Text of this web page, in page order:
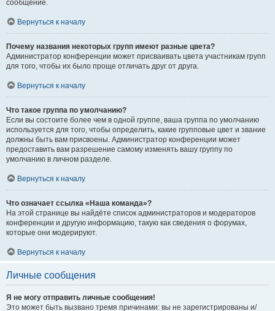
сообщение.
Вернуться к началу
Почему названия некоторых групп имеют разные цвета?
Администратор конференции может присваивать цвета участникам групп
для того, чтобы их было проще отличать друг от друга.
Вернуться к началу
Что такое группа по умолчанию?
Если вы состоите более чем в одной группе, ваша группа по умолчанию
используется для того, чтобы определить, какие групповые цвет и звание
должны быть вам присвоены. Администратор конференции может
предоставить вам разрешение самому изменять вашу группу по
умолчанию в личном разделе.
Вернуться к началу
Что означает ссылка «Наша команда»?
На этой странице вы найдёте список администраторов и модераторов
конференции и другую информацию, такую как сведения о форумах,
которые они модерируют.
Вернуться к началу
Личные сообщения
Я не могу отправить личные сообщения!
Это может быть вызвано тремя причинами: вы не зарегистрированы и/